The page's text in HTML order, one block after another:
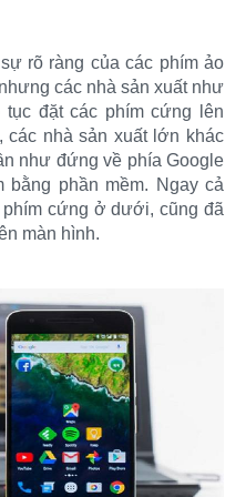
rõ ràng của các phím ảo
các nhà sản xuất như
tục đặt các phím cứng lên
các nhà sản xuất lớn khác
như đứng về phía Google
bằng phần mềm. Ngay cả
phím cứng ở dưới, cũng đã
màn hình.​